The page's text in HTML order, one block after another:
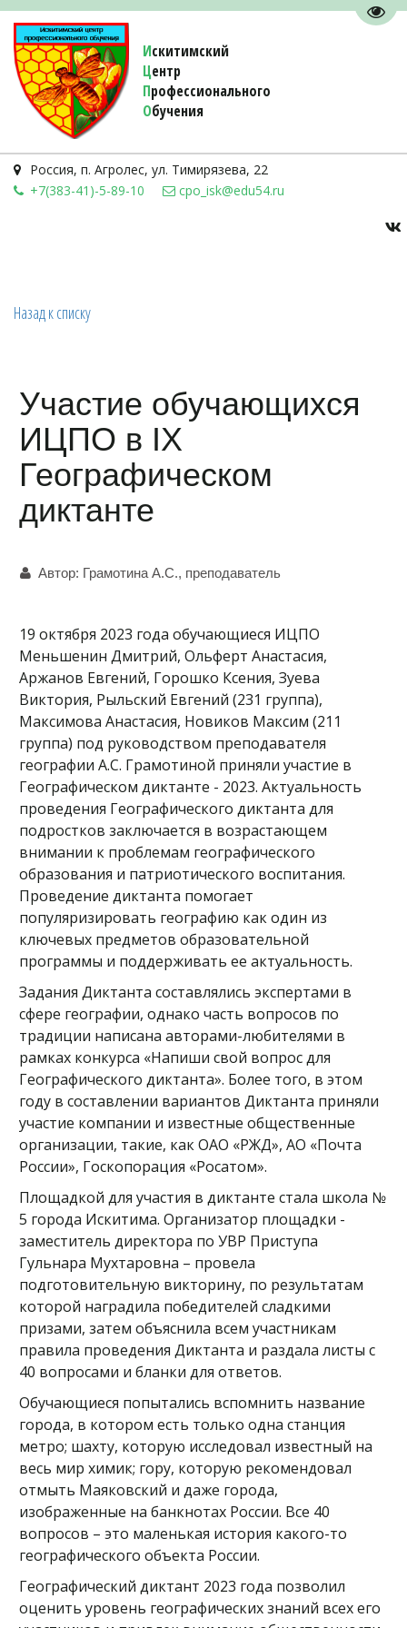
Искитимский
Центр
Профессионального
Обучения
Россия, п. Агролес, ул. Тимирязева, 22
+7(383-41)-5-89-10
cpo_isk@edu54.ru
Назад к списку
Участие обучающихся
ИЦПО в IX
Географическом
диктанте
Автор: Грамотина А.С., преподаватель
19 октября 2023 года обучающиеся ИЦПО
Меньшенин Дмитрий, Ольферт Анастасия,
Аржанов Евгений, Горошко Ксения, Зуева
Виктория, Рыльский Евгений (231 группа),
Максимова Анастасия, Новиков Максим (211
группа) под руководством преподавателя
географии А.С. Грамотиной приняли участие в
Географическом диктанте - 2023. Актуальность
проведения Географического диктанта для
подростков заключается в возрастающем
внимании к проблемам географического
образования и патриотического воспитания.
Проведение диктанта помогает
популяризировать географию как один из
ключевых предметов образовательной
программы и поддерживать ее актуальность.
Задания Диктанта составлялись экспертами в
сфере географии, однако часть вопросов по
традиции написана авторами-любителями в
рамках конкурса «Напиши свой вопрос для
Географического диктанта». Более того, в этом
году в составлении вариантов Диктанта приняли
участие компании и известные общественные
организации, такие, как ОАО «РЖД», АО «Почта
России», Госкопорация «Росатом».
Площадкой для участия в диктанте стала школа №
5 города Искитима. Организатор площадки -
заместитель директора по УВР Приступа
Гульнара Мухтаровна – провела
подготовительную викторину, по результатам
которой наградила победителей сладкими
призами, затем объяснила всем участникам
правила проведения Диктанта и раздала листы с
40 вопросами и бланки для ответов.
Обучающиеся попытались вспомнить название
города, в котором есть только одна станция
метро; шахту, которую исследовал известный на
весь мир химик; гору, которую рекомендовал
отмыть Маяковский и даже города,
изображенные на банкнотах России. Все 40
вопросов – это маленькая история какого-то
географического объекта России.
Географический диктант 2023 года позволил
оценить уровень географических знаний всех его